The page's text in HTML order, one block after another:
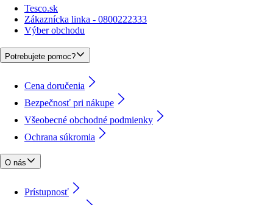
Tesco.sk
Zákaznícka linka - 0800222333
Výber obchodu
Potrebujete pomoc?
Cena doručenia
Bezpečnosť pri nákupe
Všeobecné obchodné podmienky
Ochrana súkromia
O nás
Prístupnosť